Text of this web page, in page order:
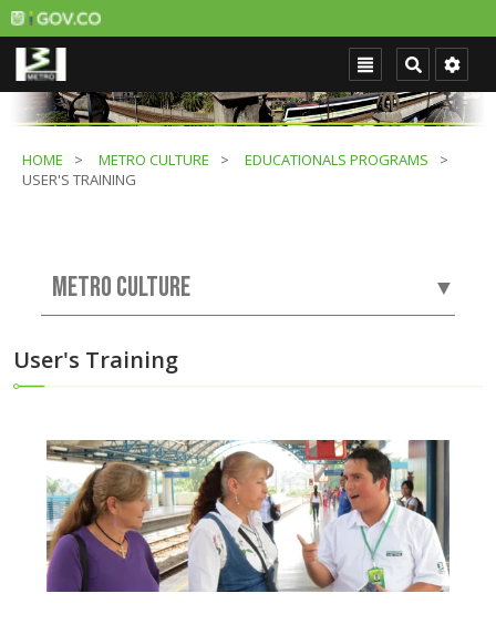
HOME METRO CULTURE
EDUCATIONALS PROGRAMS
USER'S TRAINING
METRO CULTURE ▼
User's Training